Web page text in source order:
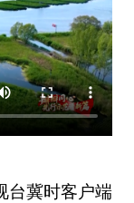
台冀时客户端